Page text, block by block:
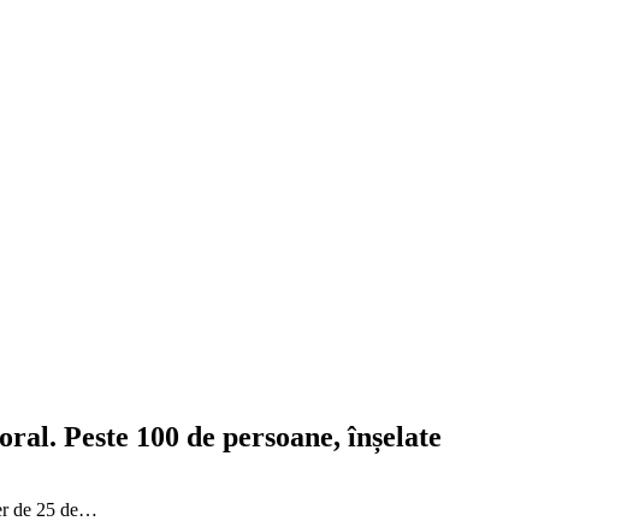
Peste 100 de persoane, înșelate
de 25 de…